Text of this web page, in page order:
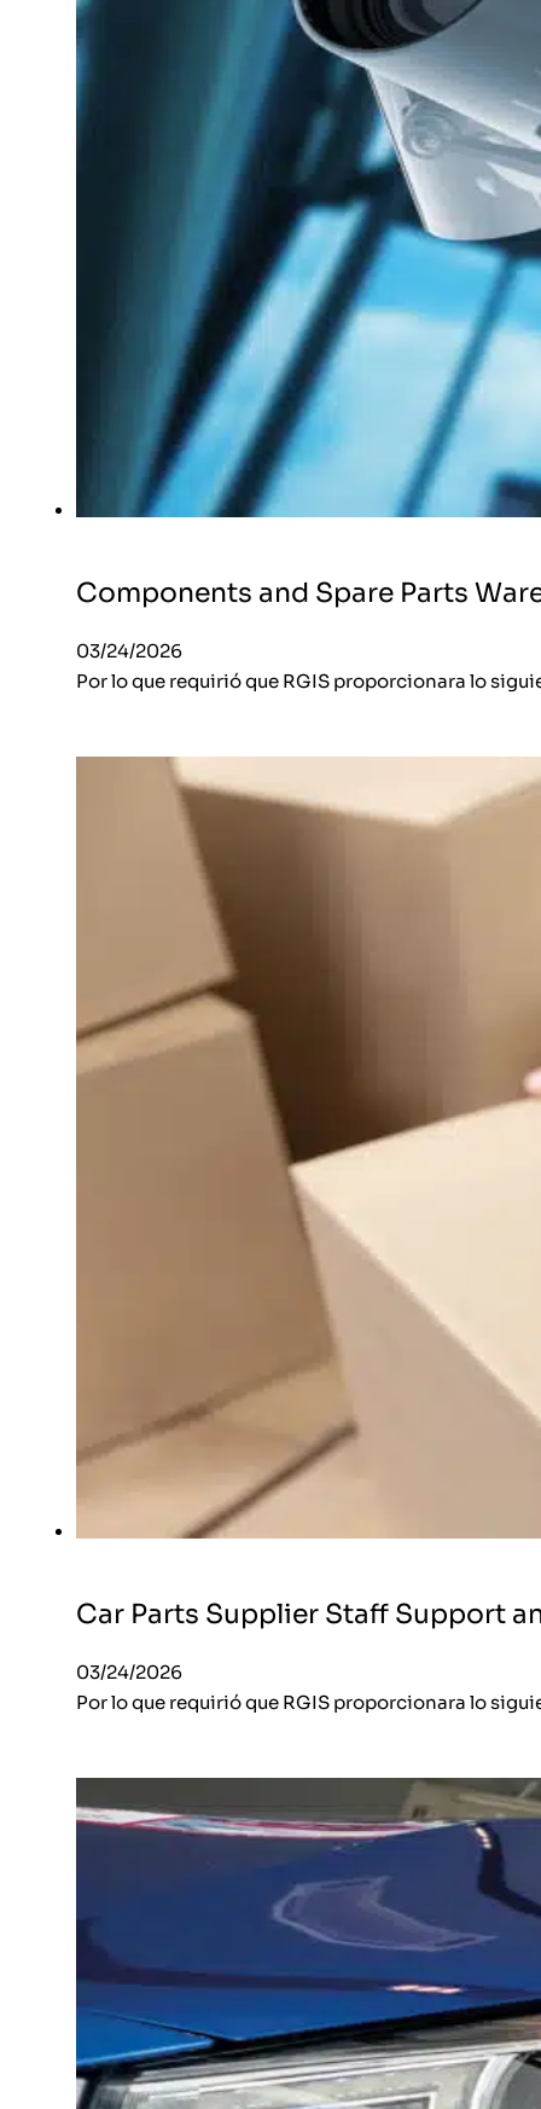
Components and Spare Parts
03/24/2026
Por lo que requirió que RGIS proporcionara lo
Car Parts Supplier Staff Support
03/24/2026
Por lo que requirió que RGIS proporcionara lo